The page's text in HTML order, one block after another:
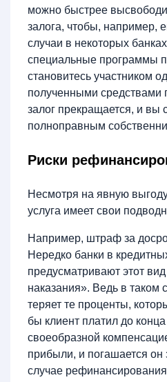
можно быстрее
залога, чтобы, например,
случаи в некоторых
специальные программы
становитесь участником
полученными средствами
залог прекращается, и вы
полноправным
Риски
Несмотря на явную
услуга имеет свои
Например, штраф за
Нередко банки в
предусматривают этот
наказания». Ведь в таком
теряет те проценты,
бы клиент платил до
своеобразной
прибыли, и погашается он
случае